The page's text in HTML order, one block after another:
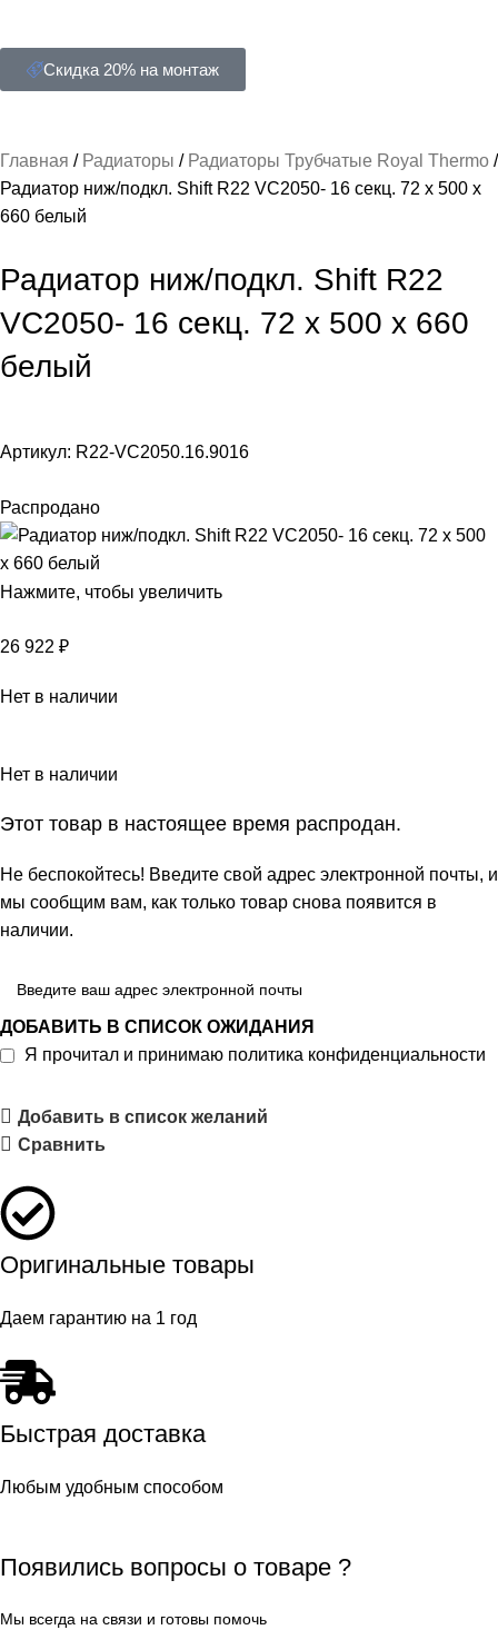
Скидка 20% на монтаж
Главная Радиаторы
Радиаторы Трубчатые Royal Thermo
Радиатор ниж/подкл. Shift R22 VC2050- 16 секц. 72 х 500 х
660 белый
Радиатор ниж/подкл. Shift R22
VC2050- 16 секц. 72 х 500 х 660
белый
Артикул: R22-VC2050.16.9016
Распродано
Нажмите, чтобы увеличить
26 922 ₽
Нет в наличии
Нет в наличии
Этот товар в настоящее время распродан.
Не беспокойтесь! Введите свой адрес электронной почты, и
мы сообщим вам, как только товар снова появится в
наличии.
ДОБАВИТЬ В СПИСОК ОЖИДАНИЯ
Я прочитал и принимаю политика конфиденциальности
Добавить в список желаний
Сравнить
Оригинальные товары
Даем гарантию на 1 год
Быстрая доставка
Любым удобным способом
Появились вопросы о товаре ?
Мы всегда на связи и готовы помочь